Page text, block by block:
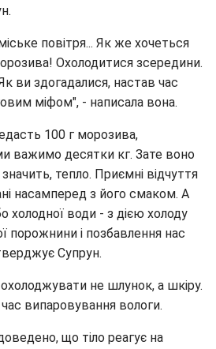
повітря... Як же хочеться
Охолодитися зсередини.
ви здогадалися, настав час
міфом", - написала вона.
100 г морозива,
важимо десятки кг. Зате воно
тепло. Приємні відчуття
насамперед з його смаком. А
холодної води - з дією холоду
порожнини і позбавлення нас
Супрун.
не шлунок, а шкіру.
випаровування вологи.
що тіло реагує на